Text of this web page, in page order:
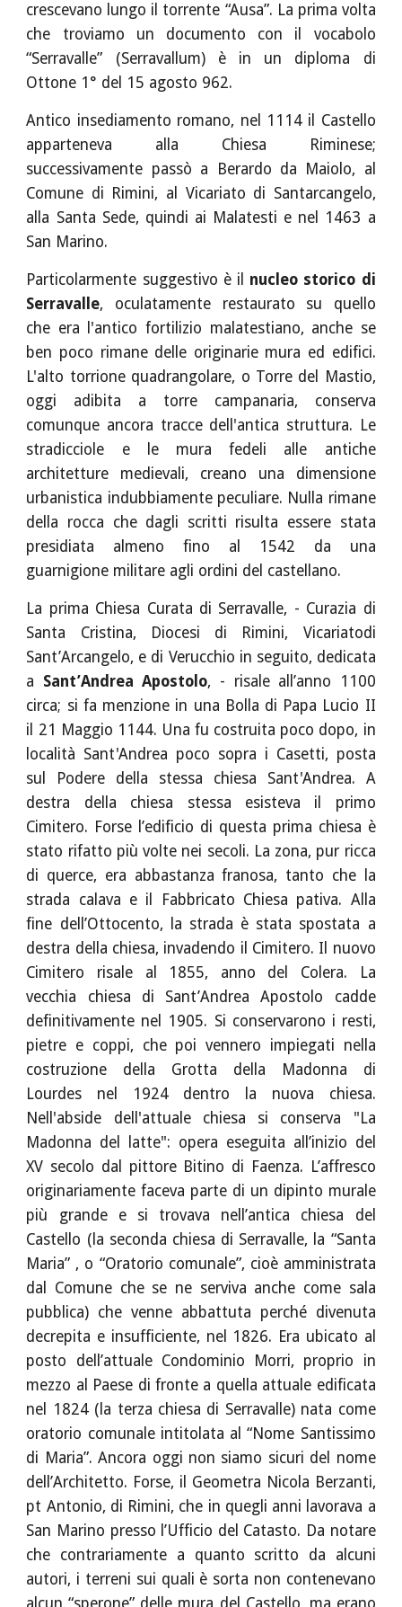
crescevano lungo il torrente “Ausa”. La prima volta
che troviamo un documento con il vocabolo
“Serravalle” (Serravallum) è in un diploma di
Ottone 1° del 15 agosto 962.
Antico insediamento romano, nel 1114 il Castello
apparteneva alla Chiesa Riminese;
successivamente passò a Berardo da Maiolo, al
Comune di Rimini, al Vicariato di Santarcangelo,
alla Santa Sede, quindi ai Malatesti e nel 1463 a
San Marino.
Particolarmente suggestivo è il nucleo storico di
Serravalle, oculatamente restaurato su quello
che era l'antico fortilizio malatestiano, anche se
ben poco rimane delle originarie mura ed edifici.
L'alto torrione quadrangolare, o Torre del Mastio,
oggi adibita a torre campanaria, conserva
comunque ancora tracce dell'antica struttura. Le
stradicciole e le mura fedeli alle antiche
architetture medievali, creano una dimensione
urbanistica indubbiamente peculiare. Nulla rimane
della rocca che dagli scritti risulta essere stata
presidiata almeno fino al 1542 da una
guarnigione militare agli ordini del castellano.
La prima Chiesa Curata di Serravalle, - Curazia di
Santa Cristina, Diocesi di Rimini, Vicariatodi
Sant’Arcangelo, e di Verucchio in seguito, dedicata
a Sant’Andrea Apostolo, - risale all’anno 1100
circa; si fa menzione in una Bolla di Papa Lucio II
il 21 Maggio 1144. Una fu costruita poco dopo, in
località Sant'Andrea poco sopra i Casetti, posta
sul Podere della stessa chiesa Sant'Andrea. A
destra della chiesa stessa esisteva il primo
Cimitero. Forse l’edificio di questa prima chiesa è
stato rifatto più volte nei secoli. La zona, pur ricca
di querce, era abbastanza franosa, tanto che la
strada calava e il Fabbricato Chiesa pativa. Alla
fine dell’Ottocento, la strada è stata spostata a
destra della chiesa, invadendo il Cimitero. Il nuovo
Cimitero risale al 1855, anno del Colera. La
vecchia chiesa di Sant’Andrea Apostolo cadde
definitivamente nel 1905. Si conservarono i resti,
pietre e coppi, che poi vennero impiegati nella
costruzione della Grotta della Madonna di
Lourdes nel 1924 dentro la nuova chiesa.
Nell'abside dell'attuale chiesa si conserva "La
Madonna del latte": opera eseguita all’inizio del
XV secolo dal pittore Bitino di Faenza. L’affresco
originariamente faceva parte di un dipinto murale
più grande e si trovava nell’antica chiesa del
Castello (la seconda chiesa di Serravalle, la “Santa
Maria” , o “Oratorio comunale”, cioè amministrata
dal Comune che se ne serviva anche come sala
pubblica) che venne abbattuta perché divenuta
decrepita e insufficiente, nel 1826. Era ubicato al
posto dell’attuale Condominio Morri, proprio in
mezzo al Paese di fronte a quella attuale edificata
nel 1824 (la terza chiesa di Serravalle) nata come
oratorio comunale intitolata al “Nome Santissimo
di Maria”. Ancora oggi non siamo sicuri del nome
dell’Architetto. Forse, il Geometra Nicola Berzanti,
pt Antonio, di Rimini, che in quegli anni lavorava a
San Marino presso l’Ufficio del Catasto. Da notare
che contrariamente a quanto scritto da alcuni
autori, i terreni sui quali è sorta non contenevano
alcun “sperone” delle mura del Castello, ma erano